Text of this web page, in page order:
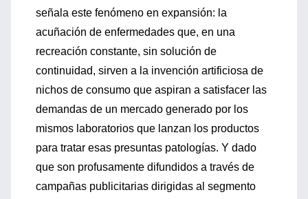
señala este fenómeno en expansión: la
acuñación de enfermedades que, en una
recreación constante, sin solución de
continuidad, sirven a la invención artificiosa de
nichos de consumo que aspiran a satisfacer las
demandas de un mercado generado por los
mismos laboratorios que lanzan los productos
para tratar esas presuntas patologías. Y dado
que son profusamente difundidos a través de
campañas publicitarias dirigidas al segmento